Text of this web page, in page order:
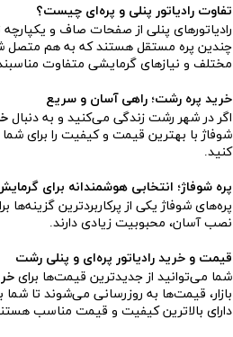
تفاوت رادیاتور پنلی و پره‌ای چیست؟
رادیاتورهای پنلی از صفحات صاف و
چندین پره مستقل هستند که به هم متصل
مختلف و نیازهای گرمایشی متفاوت
خرید پره رشت؛ راهی آسان و سریع
اگر در شهر رشت زندگی می‌کنید و به دنبال
شوفاژ با بهترین قیمت و کیفیت را برای
کنید.
پره شوفاژ؛ انتخابی هوشمندانه برای
پره‌های شوفاژ یکی از پرکاربردترین گزینه‌ها
نصب آسان، محبوبیت زیادی دارند.
قیمت و خرید رادیاتور پره‌ای و پنلی رشت
شما می‌توانید از جدیدترین قیمت‌ها برای
بازار، قیمت‌ها به روزرسانی می‌شوند تا
دارای بالاترین کیفیت و قیمت مناسب